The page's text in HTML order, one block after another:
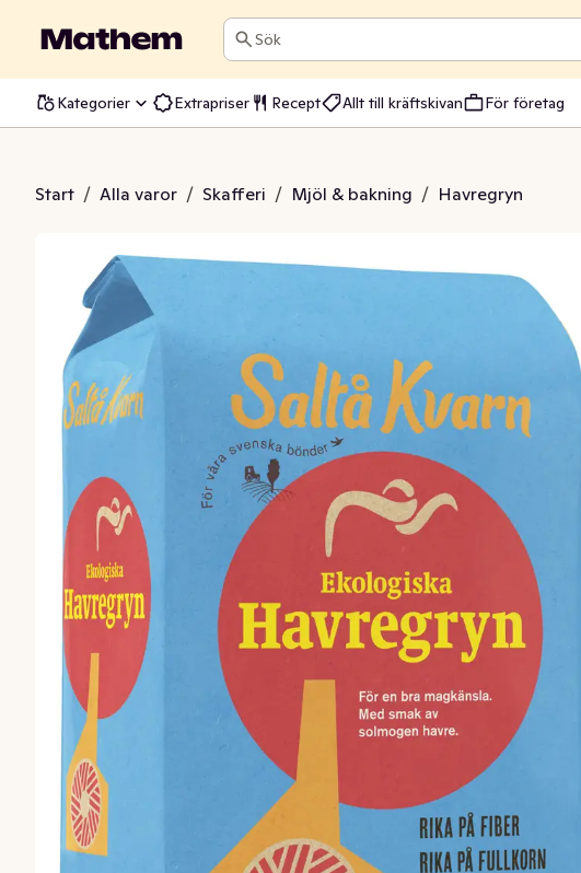
Sök
Kategorier Extrapriser Recept Allt till kräftskivan För företag
Start / Alla varor / Skafferi / Mjöl & bakning / Havregryn
EKO/KRAV